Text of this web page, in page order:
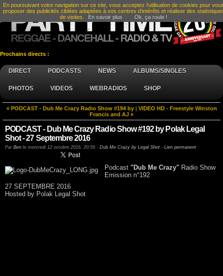
Prochains directs :
DIRECT PODCASTS NEWS ALBUMS/SINGLES
PHOTOS VIDEOS WEBRADIOS SHOP
« PODCAST - Dub Me Crazy Radio Show #194 by
VIDEO HD - Freestyle Winston
Francis and AJ »
PODCAST - Dub Me Crazy Radio Show #192 by Polak Legal
Shot - 27 Septembre 2016
Par Ben le mercredi 12 octobre 2016, 20:59 - Dub Me Crazy by Legal Shot - Lien permanent
Podcast "Dub Me Crazy" Radio Show
Emission n°192
27 SEPTEMBRE 2016
Hosted by Polak Legal Shot
En poursuivant votre navigation sur ce site, vous acceptez l’utilisation de cookies pour
proposer des publicités ciblées adaptées à vos centres d’intérêts et réaliser des
de visites.
En savoir plus Ok, ça roule !